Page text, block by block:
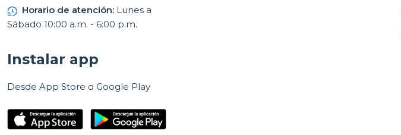
Horario de atención: Lunes a
Sábado 10:00 a.m. - 6:00 p.m.
Instalar app
Desde App Store o Google Play